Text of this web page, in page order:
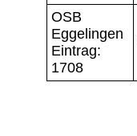
OSB
Eggelingen
Eintrag:
1708